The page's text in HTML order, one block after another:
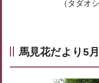
（タダオ
馬見花だより5